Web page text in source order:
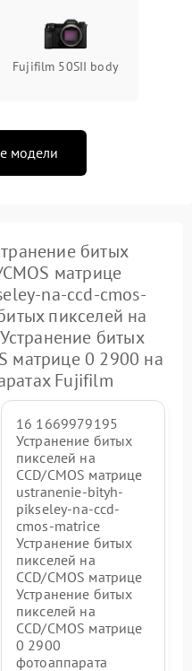
Fujifilm 50SII body
модели
битых
матрице
na-ccd-cmos-
пикселей на
битых
матрице 0 2900 на
Fujifilm
16 1669979195
Устранение битых
пикселей на
CCD/CMOS матрице
ustranenie-bityh-
pikseley-na-ccd-
cmos-matrice
Устранение битых
пикселей на
CCD/CMOS матрице
Устранение битых
пикселей на
CCD/CMOS матрице
0 2900
фотоаппарата